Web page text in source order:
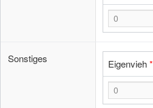
Sonstiges Eigenvieh*